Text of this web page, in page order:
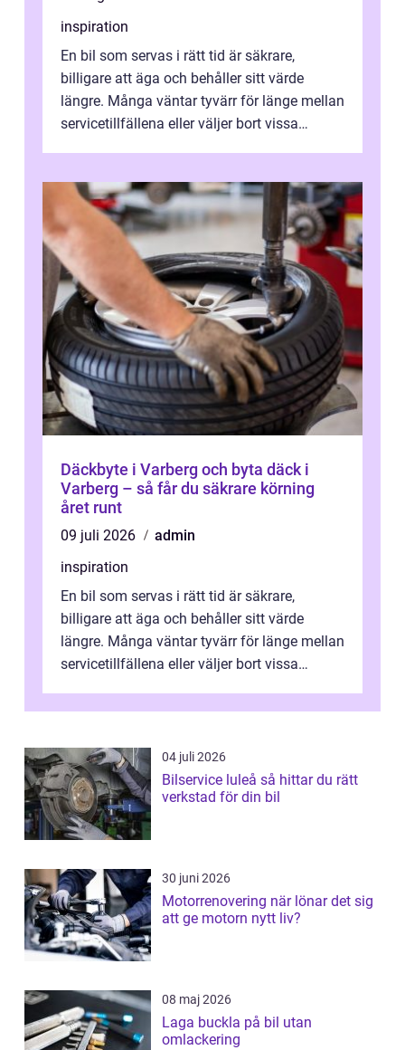
inspiration
En bil som servas i rätt tid är säkrare,
billigare att äga och behåller sitt värde
längre. Många väntar tyvärr för länge mellan
servicetillfällena eller väljer bort vissa
Däckbyte i Varberg och byta däck i
Varberg – så får du säkrare körning
året runt
09 juli 2026
admin
inspiration
En bil som servas i rätt tid är säkrare,
billigare att äga och behåller sitt värde
längre. Många väntar tyvärr för länge mellan
servicetillfällena eller väljer bort vissa
04 juli 2026
Bilservice luleå så hittar du rätt
verkstad för din bil
30 juni 2026
Motorrenovering när lönar det sig
att ge motorn nytt liv?
08 maj 2026
Laga buckla på bil utan
omlackering